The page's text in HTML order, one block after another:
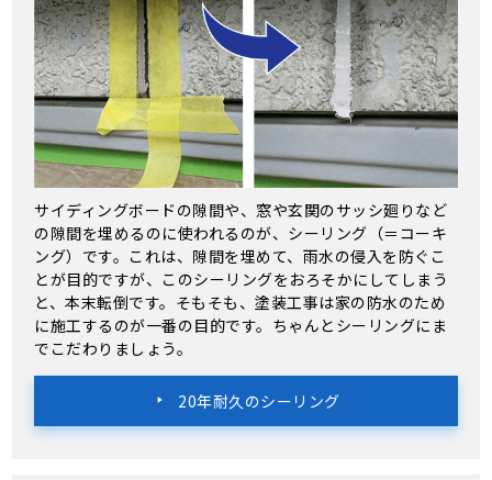
サイディングボードの隙間や、窓や玄関のサッシ廻りなど
の隙間を埋めるのに使われるのが、シーリング（＝コーキ
ング）です。これは、隙間を埋めて、雨水の侵入を防ぐこ
とが目的ですが、このシーリングをおろそかにしてしまう
と、本末転倒です。そもそも、塗装工事は家の防水のため
に施工するのが一番の目的です。ちゃんとシーリングにま
でこだわりましょう。
20年耐久のシーリング